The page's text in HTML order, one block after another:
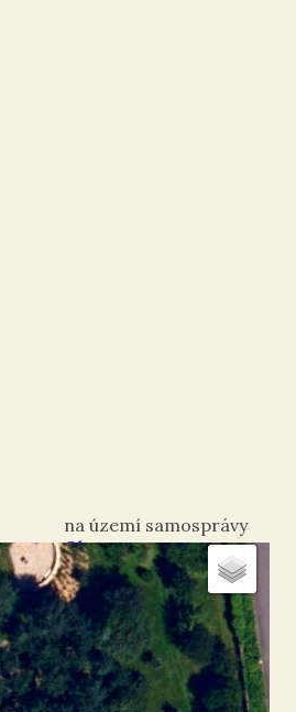
Olomouc
okres Olomouc
Neředín
49.597612, 17.221397